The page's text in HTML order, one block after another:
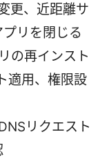
更、近距離サ
リを閉じる
の再インスト
適用、権限設
リクエスト